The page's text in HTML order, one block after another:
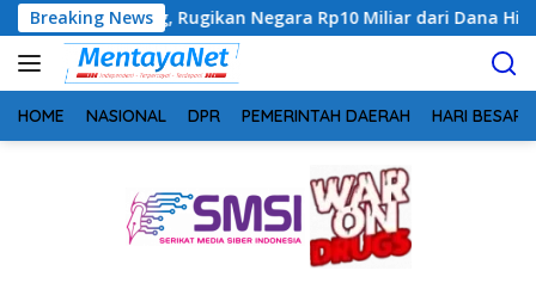
Langsung
ke
konten
Breaking News
Rugikan Negara Rp10 Miliar dari Dana Hibah Rp40 Miliar
HOME NASIONAL DPR PEMERINTAH DAERAH HARI BESAR